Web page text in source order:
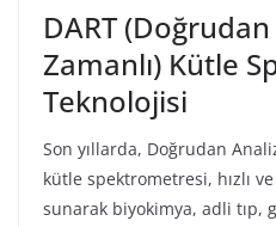
DART
Zamanlı) Kütle
Teknolojisi
Son yıllarda, Doğrudan
kütle spektrometresi, hızlı
sunarak biyokimya, adli tıp,